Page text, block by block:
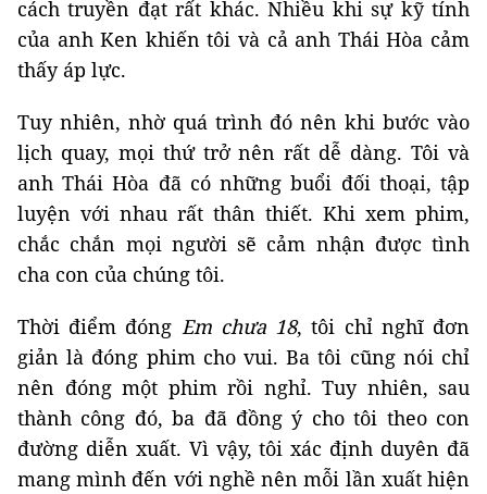
cách truyền đạt rất khác. Nhiều khi sự kỹ tính
của anh Ken khiến tôi và cả anh Thái Hòa cảm
thấy áp lực.
Tuy nhiên, nhờ quá trình đó nên khi bước vào
lịch quay, mọi thứ trở nên rất dễ dàng. Tôi và
anh Thái Hòa đã có những buổi đối thoại, tập
luyện với nhau rất thân thiết. Khi xem phim,
chắc chắn mọi người sẽ cảm nhận được tình
cha con của chúng tôi.
Thời điểm đóng Em chưa 18, tôi chỉ nghĩ đơn
giản là đóng phim cho vui. Ba tôi cũng nói chỉ
nên đóng một phim rồi nghỉ. Tuy nhiên, sau
thành công đó, ba đã đồng ý cho tôi theo con
đường diễn xuất. Vì vậy, tôi xác định duyên đã
mang mình đến với nghề nên mỗi lần xuất hiện